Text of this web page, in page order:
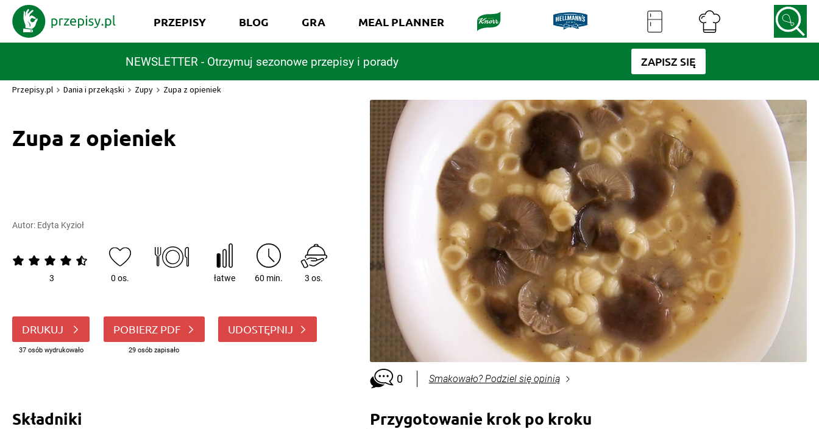
NEWSLETTER - Otrzymuj sezonowe przepisy i porady ZAPISZ SIĘ
PRZEPISY BLOG GRA MEAL PLANNER
Przepisy.pl Dania i przekąski Zupy Zupa z opieniek
Zupa z opieniek
Autor: Edyta Kyzioł
3 0 os. łatwe 60 min. 3 os.
DRUKUJ
37 osób wydrukowało
POBIERZ PDF
29 osób zapisało
UDOSTĘPNIJ
0 Smakowało? Podziel się opinią
Składniki Przygotowanie krok po kroku